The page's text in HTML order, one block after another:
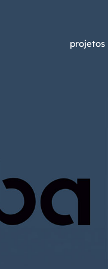
projetos